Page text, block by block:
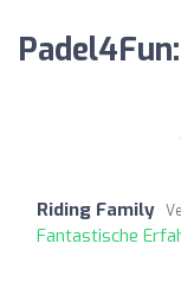
Riding Family
Fantastische